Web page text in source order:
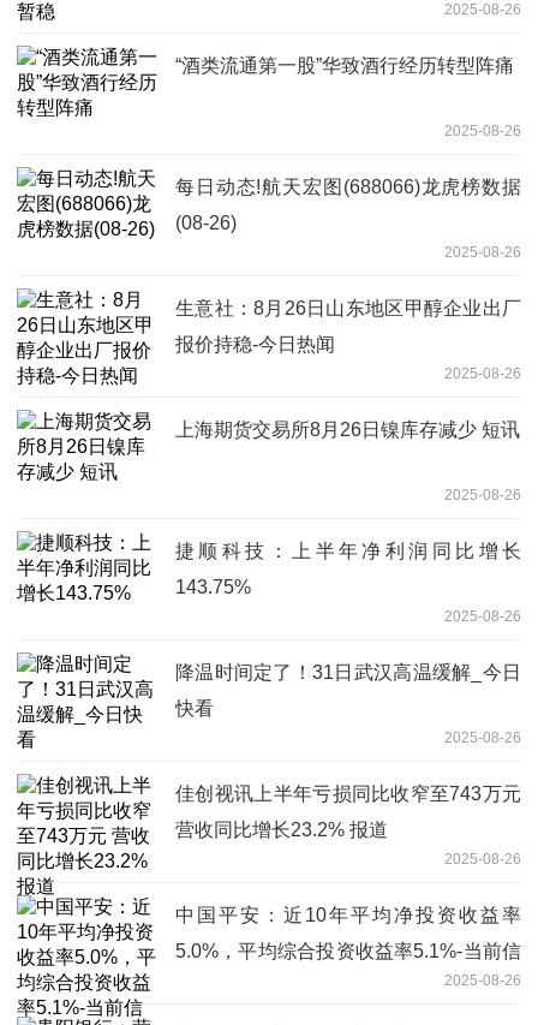
2025-08-26
“酒类流通第一股”华致酒行经历转型阵痛
2025-08-26
每日动态!航天宏图(688066)龙虎榜数据
(08-26)
2025-08-26
生意社：8月26日山东地区甲醇企业出厂
报价持稳-今日热闻
2025-08-26
上海期货交易所8月26日镍库存减少 短讯
2025-08-26
捷顺科技：上半年净利润同比增长
143.75%
2025-08-26
降温时间定了！31日武汉高温缓解_今日
快看
2025-08-26
佳创视讯上半年亏损同比收窄至743万元
营收同比增长23.2% 报道
2025-08-26
中国平安：近10年平均净投资收益率
5.0%，平均综合投资收益率5.1%-当前信
2025-08-26